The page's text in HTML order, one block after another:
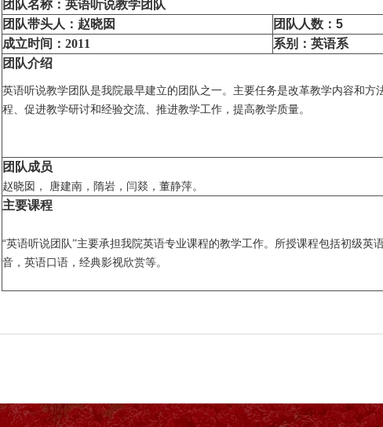
团队名称：英语听说教学团队
团队带头人： 赵晓囡 团队人数： 5
成立时间：2011
系别：英语系
团队介绍
英语听说教学团队是我院最早建立的团队之一。主要任务是改革教学内容和方
程、促进教学研讨和经验交流、推进教学工作，提高教学质量。
团队成员
赵晓囡， 唐建南，隋岩，闫燚，董静萍。
主要课程
“英语听说团队”主要承担我院英语专业课程的教学工作。所授课程包括初级英
音，英语口语，经典影视欣赏等。